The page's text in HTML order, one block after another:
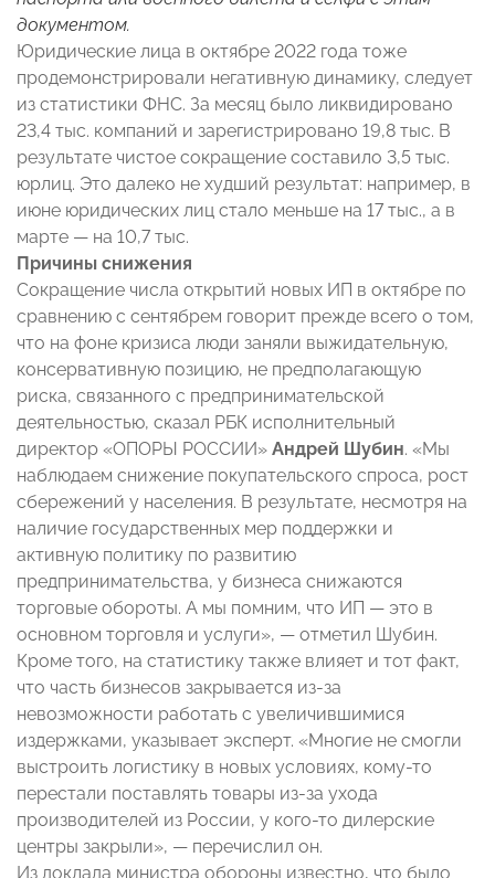
документом.
Юридические лица в октябре 2022 года тоже
продемонстрировали негативную динамику, следует
из статистики ФНС. За месяц было ликвидировано
23,4 тыс. компаний и зарегистрировано 19,8 тыс. В
результате чистое сокращение составило 3,5 тыс.
юрлиц. Это далеко не худший результат: например, в
июне юридических лиц стало меньше на 17 тыс., а в
марте — на 10,7 тыс.
Причины снижения
Сокращение числа открытий новых ИП в октябре по
сравнению с сентябрем говорит прежде всего о том,
что на фоне кризиса люди заняли выжидательную,
консервативную позицию, не предполагающую
риска, связанного с предпринимательской
деятельностью, сказал РБК исполнительный
директор «ОПОРЫ РОССИИ» Андрей Шубин. «Мы
наблюдаем снижение покупательского спроса, рост
сбережений у населения. В результате, несмотря на
наличие государственных мер поддержки и
активную политику по развитию
предпринимательства, у бизнеса снижаются
торговые обороты. А мы помним, что ИП — это в
основном торговля и услуги», — отметил Шубин.
Кроме того, на статистику также влияет и тот факт,
что часть бизнесов закрывается из-за
невозможности работать с увеличившимися
издержками, указывает эксперт. «Многие не смогли
выстроить логистику в новых условиях, кому-то
перестали поставлять товары из-за ухода
производителей из России, у кого-то дилерские
центры закрыли», — перечислил он.
Из доклада министра обороны известно, что было